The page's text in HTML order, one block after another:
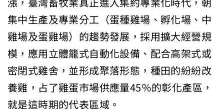
集中生產及專業分工（蛋種雞場、孵化場、中
雞場及蛋雞場）的趨勢發展，採用擴大經營規
模，應用立體籠式自動化設備、配合高架式或
密閉式雞舍，並形成聚落形態，種田的紛紛改
養雞，占了雞蛋市場供應量45％的彰化產區，